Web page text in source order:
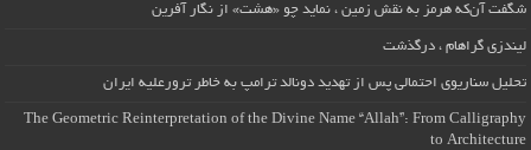
شگفت آن‌که هرمز به نقش زمین ، نماید چو «هشت» از نگار آفرین
لیندزی گراهام ، درگذشت
تحلیل سناریوی احتمالی پس از تهدید دونالد ترامپ به خاطر ترورعلیه ایران
The Geometric Reinterpretation of the Divine Name “Allah”: From Calligraphy
to Architecture